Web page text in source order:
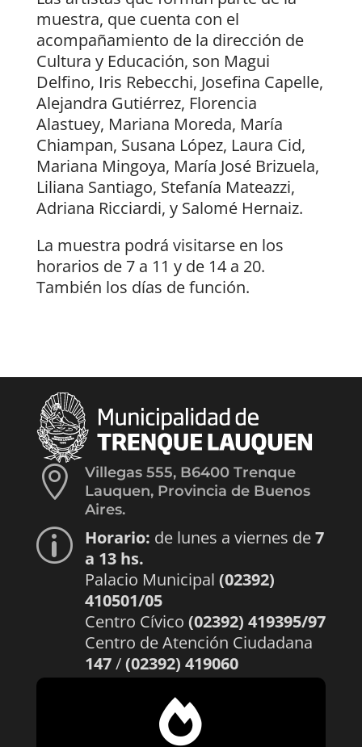
muestra, que cuenta con el
acompañamiento de la dirección de
Cultura y Educación, son Magui
Delfino, Iris Rebecchi, Josefina Capelle,
Alejandra Gutiérrez, Florencia
Alastuey, Mariana Moreda, María
Chiampan, Susana López, Laura Cid,
Mariana Mingoya, María José Brizuela,
Liliana Santiago, Stefanía Mateazzi,
Adriana Ricciardi, y Salomé Hernaiz.
La muestra podrá visitarse en los
horarios de 7 a 11 y de 14 a 20.
También los días de función.

Villegas 555, B6400 Trenque
Lauquen, Provincia de Buenos
Aires.
p Horario: de lunes a viernes de7
a 13 hs.
Palacio Municipal (02392)
410501/05
Centro Cívico (02392) 419395/97
Centro de Atención Ciudadana
147/(02392) 419060
